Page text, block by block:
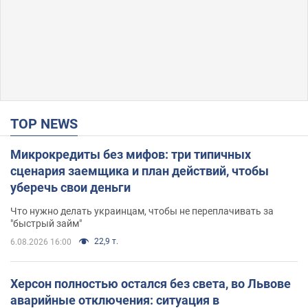
TOP NEWS
Микрокредиты без мифов: три типичных
сценария заемщика и план действий, чтобы
уберечь свои деньги
Что нужно делать украинцам, чтобы не переплачивать за
"быстрый займ"
6.08.2026 16:00 22,9 т.
Херсон полностью остался без света, во Львове
аварийные отключения: ситуация в